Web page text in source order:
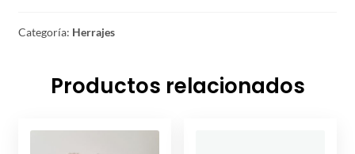
DORADA
Categoría: Herrajes
Productos relacionados